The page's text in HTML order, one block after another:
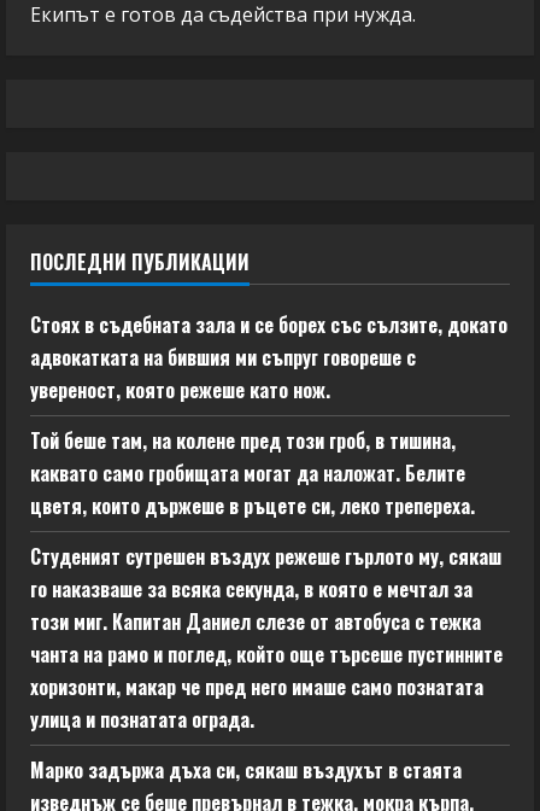
Екипът е готов да съдейства при нужда.
ПОСЛЕДНИ ПУБЛИКАЦИИ
Стоях в съдебната зала и се борех със сълзите, докато
адвокатката на бившия ми съпруг говореше с
увереност, която режеше като нож.
Той беше там, на колене пред този гроб, в тишина,
каквато само гробищата могат да наложат. Белите
цветя, които държеше в ръцете си, леко трепереха.
Студеният сутрешен въздух режеше гърлото му, сякаш
го наказваше за всяка секунда, в която е мечтал за
този миг. Капитан Даниел слезе от автобуса с тежка
чанта на рамо и поглед, който още търсеше пустинните
хоризонти, макар че пред него имаше само познатата
улица и познатата ограда.
Марко задържа дъха си, сякаш въздухът в стаята
изведнъж се беше превърнал в тежка, мокра кърпа,